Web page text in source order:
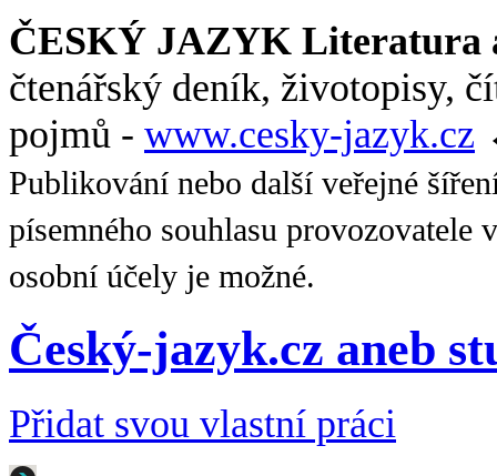
ČESKÝ JAZYK Literatura
čtenářský deník, životopisy,
pojmů - www.cesky-jazyk.cz
Publikování nebo další veřejné
písemného souhlasu
osobní účely je možné.
Český-jazyk.cz aneb
Přidat svou vlastní práci